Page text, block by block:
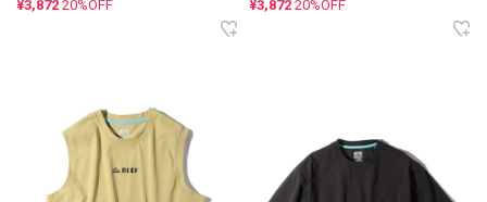
¥3,872 20%OFF ¥3,872 20%OFF